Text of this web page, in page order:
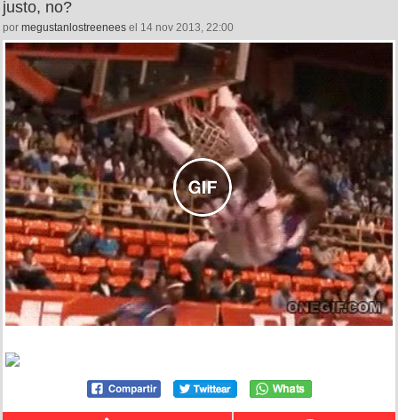
justo, no?
por megustanlostreenees el 14 nov 2013, 22:00